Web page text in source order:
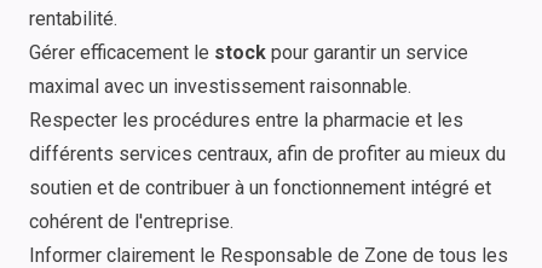
rentabilité.
Gérer efficacement le stock pour garantir un service
maximal avec un investissement raisonnable.
Respecter les procédures entre la pharmacie et les
différents services centraux, afin de profiter au mieux du
soutien et de contribuer à un fonctionnement intégré et
cohérent de l'entreprise.
Informer clairement le Responsable de Zone de tous les